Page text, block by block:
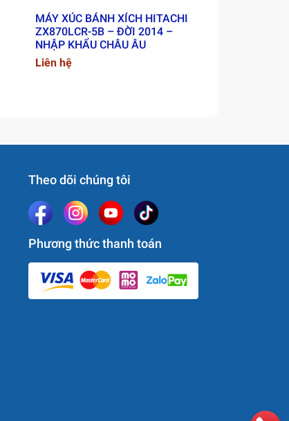
MÁY XÚC BÁNH XÍCH HITACHI
ZX870LCR-5B – ĐỜI 2014 –
NHẬP KHẨU CHÂU ÂU
Liên hệ
Theo dõi chúng tôi
Phương thức thanh toán